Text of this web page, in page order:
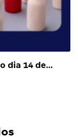
dia 14 de…